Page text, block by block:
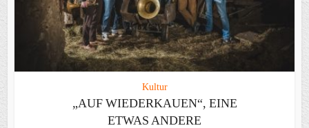
Kultur
„AUF WIEDERKAUEN“, EINE
ETWAS ANDERE